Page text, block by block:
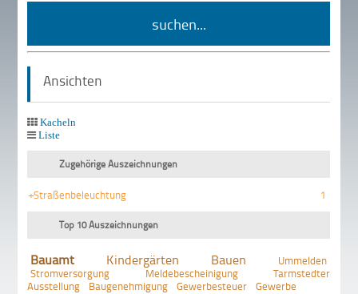
suchen...
Ansichten
Kacheln
Liste
Zugehörige Auszeichnungen
+Straßenbeleuchtung 1
Top 10 Auszeichnungen
Bauamt Kindergärten Bauen
Ummelden
Stromversorgung
Meldebescheinigung
Tarmstedter
Ausstellung
Baugenehmigung Gewerbesteuer Gewerbe